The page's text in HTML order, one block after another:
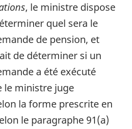
, le ministre dispose
quel sera le
de pension, et
de déterminer si un
a été exécuté
le ministre juge
la forme prescrite en
le paragraphe 91(a)